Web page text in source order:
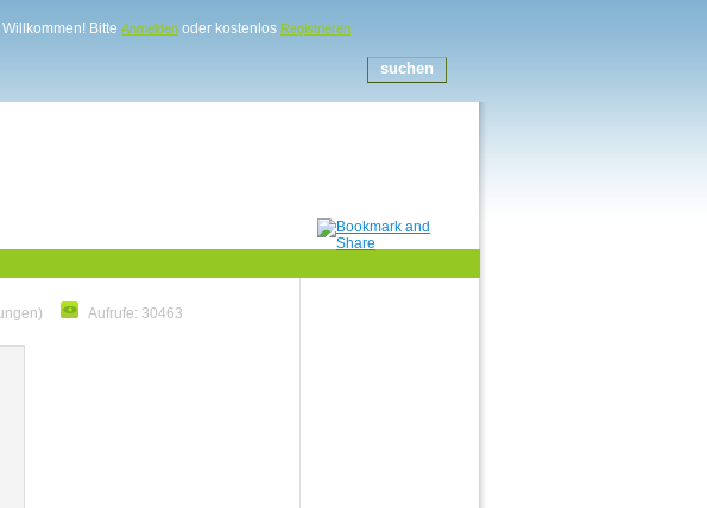
Willkommen! Bitte Anmelden oder kostenlos Registrieren
Aufrufe: 30463